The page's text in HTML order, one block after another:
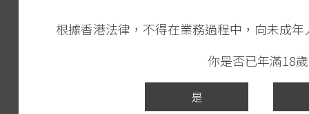
根據香港法律，不得在業務過程中，向未成
你是否已年滿18
是
(續前文)黑皮諾配中菜,也可以說是天
(Coq au Vin)...... 當然要配紅酒。有一
個說法,一瓶酒半瓶用來煮紅酒雞,半瓶
用來佐膳。 黑皮諾另一道經典名菜,就